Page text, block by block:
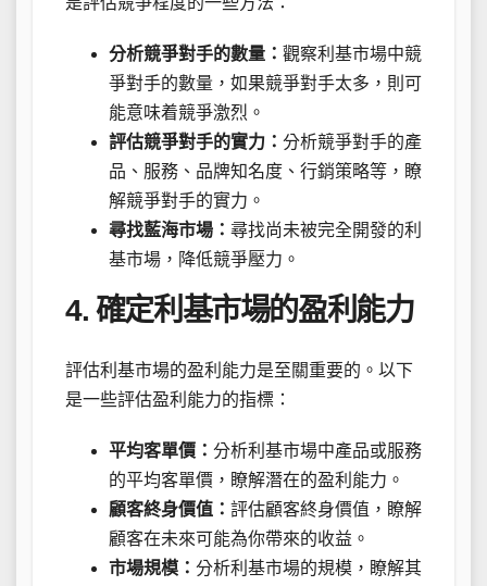
分析競爭對手的數量： 觀察利基市場中競
爭對手的數量，如果競爭對手太多，則可
能意味着競爭激烈。
評估競爭對手的實力： 分析競爭對手的產
品、服務、品牌知名度、行銷策略等，瞭
解競爭對手的實力。
尋找藍海市場： 尋找尚未被完全開發的利
基市場，降低競爭壓力。
4. 確定利基市場的盈利能力
評估利基市場的盈利能力是至關重要的。以下
是一些評估盈利能力的指標：
平均客單價： 分析利基市場中產品或服務
的平均客單價，瞭解潛在的盈利能力。
顧客終身價值： 評估顧客終身價值，瞭解
顧客在未來可能為你帶來的收益。
市場規模： 分析利基市場的規模，瞭解其